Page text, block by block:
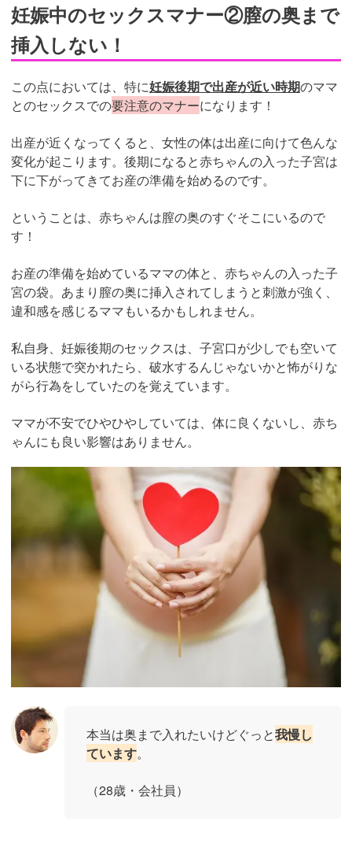
妊娠中のセックスマナー②膣の奥まで
挿入しない！
この点においては、特に妊娠後期で出産が近い時期のママ
とのセックスでの要注意のマナーになります！
出産が近くなってくると、女性の体は出産に向けて色んな
変化が起こります。後期になると赤ちゃんの入った子宮は
下に下がってきてお産の準備を始めるのです。
ということは、赤ちゃんは膣の奥のすぐそこにいるので
す！
お産の準備を始めているママの体と、赤ちゃんの入った子
宮の袋。あまり膣の奥に挿入されてしまうと刺激が強く、
違和感を感じるママもいるかもしれません。
私自身、妊娠後期のセックスは、子宮口が少しでも空いて
いる状態で突かれたら、破水するんじゃないかと怖がりな
がら行為をしていたのを覚えています。
ママが不安でひやひやしていては、体に良くないし、赤ち
ゃんにも良い影響はありません。
本当は奥まで入れたいけどぐっと我慢し
ています。
（28歳・会社員）